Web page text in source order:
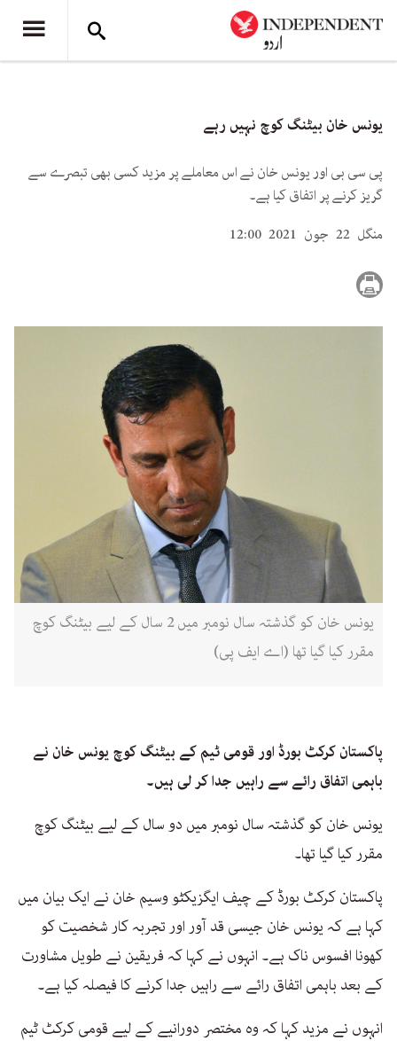
یونس خان بیٹنگ کوچ نہیں رہے
پی سی بی اور یونس خان نے اس معاملے پر مزید کسی بھی تبصرے سے
گریز کرنے پر اتفاق کیا ہے۔
منگل 22 جون 2021 12:00
یونس خان کو گذشتہ سال نومبر میں 2 سال کے لیے بیٹنگ کوچ
مقرر کیا گیا تھا (اے ایف پی)
پاکستان کرکٹ بورڈ اور قومی ٹیم کے بیٹنگ کوچ یونس خان نے
باہمی اتفاق رائے سے راہیں جدا کر لی ہیں۔
یونس خان کو گذشتہ سال نومبر میں دو سال کے لیے بیٹنگ کوچ
مقرر کیا گیا تھا۔
پاکستان کرکٹ بورڈ کے چیف ایگزیکٹو وسیم خان نے ایک بیان میں
کہا ہے کہ یونس خان جیسی قد آور اور تجربہ کار شخصیت کو
کھونا افسوس ناک ہے۔ انہوں نے کہا کہ فریقین نے طویل مشاورت
کے بعد باہمی اتفاق رائے سے راہیں جدا کرنے کا فیصلہ کیا ہے۔
انہوں نے مزید کہا کہ وہ مختصر دورانیے کے لیے قومی کرکٹ ٹیم